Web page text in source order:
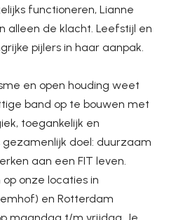
functioneren, Lianne
alleen de klacht. Leefstijl en
pijlers in haar aanpak.
en open houding weet
band op te bouwen met
toegankelijk en
doel: duurzaam
aan een FIT leven.
onze locaties in
en Rotterdam